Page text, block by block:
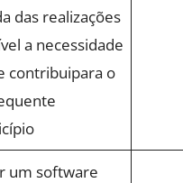
das realizações
a necessidade
contribuipara o
um software